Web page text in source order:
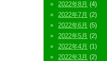
2022年8月 (4)
2022年7月 (2)
2022年6月 (5)
2022年5月 (2)
2022年4月 (1)
2022年3月 (2)